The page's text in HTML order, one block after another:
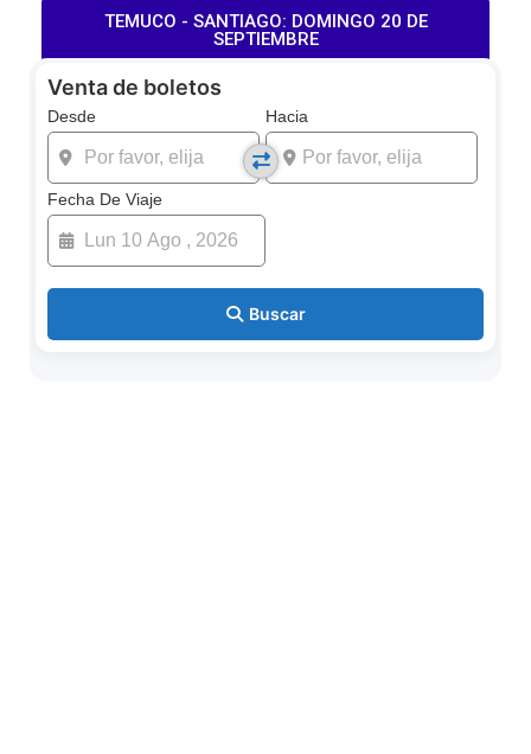
TEMUCO - SANTIAGO: DOMINGO 20 DE
SEPTIEMBRE
Venta de boletos
Desde Hacia
Fecha De Viaje
Buscar